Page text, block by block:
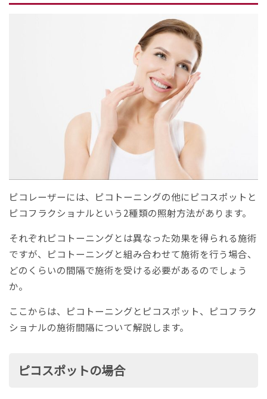
ピコレーザーには、ピコトーニングの他にピコスポットと
ピコフラクショナルという2種類の照射方法があります。
それぞれピコトーニングとは異なった効果を得られる施術
ですが、ピコトーニングと組み合わせて施術を行う場合、
どのくらいの間隔で施術を受ける必要があるのでしょう
か。
ここからは、ピコトーニングとピコスポット、ピコフラク
ショナルの施術間隔について解説します。
ピコスポットの場合